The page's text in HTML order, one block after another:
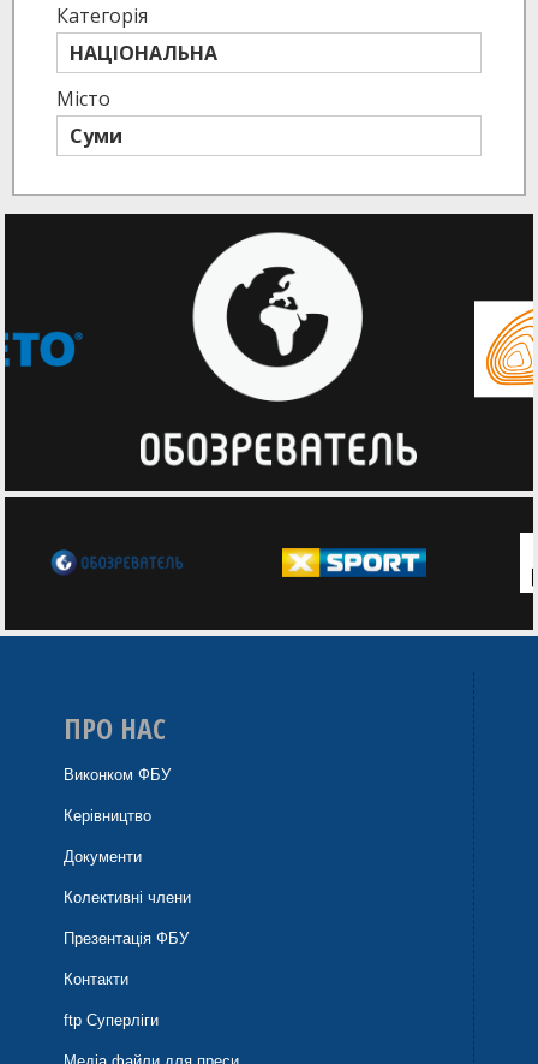
Категорія
НАЦІОНАЛЬНА
Місто
Суми
ПРО НАС
Виконком ФБУ
Керівництво
Документи
Колективні члени
Презентація ФБУ
Контакти
ftp Суперліги